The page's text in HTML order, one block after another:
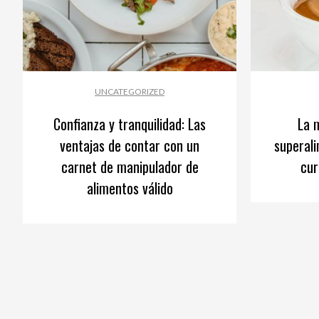
UNCATEGORIZED
Confianza y tranquilidad: Las
ventajas de contar con un
carnet de manipulador de
alimentos válido
La